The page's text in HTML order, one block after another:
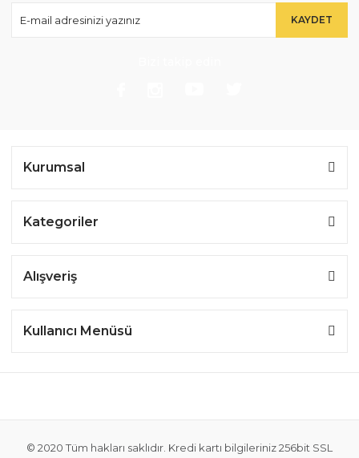
KAYDET
Kurumsal
Kategoriler
Alışveriş
Kullanıcı Menüsü
© 2020 Tüm hakları saklıdır. Kredi kartı bilgileriniz 256bit SSL